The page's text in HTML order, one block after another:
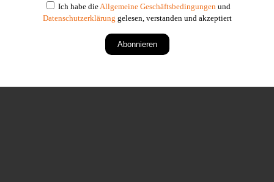
Ich habe dieAllgemeine Geschäftsbedingungenund
Datenschutzerklärung gelesen, verstanden und akzeptiert
Abonnieren